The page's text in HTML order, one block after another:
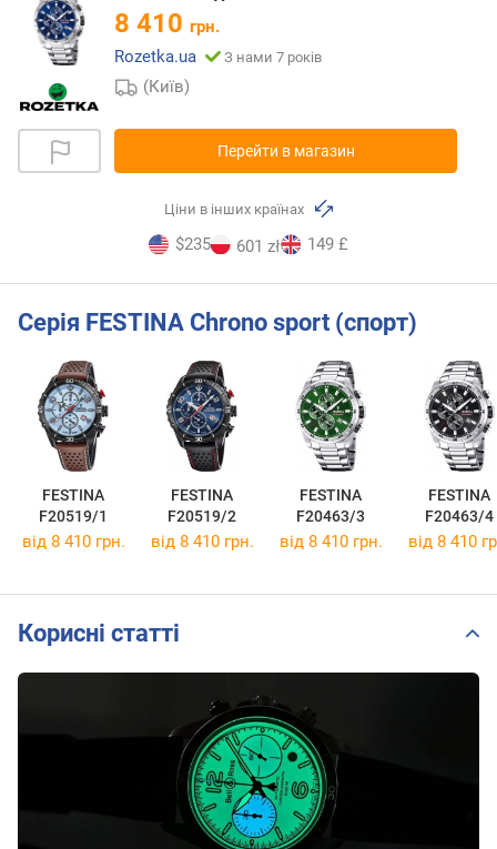
8 410 грн.
Rozetka.ua
З нами 7 років
(Київ)
Перейти в магазин
Ціни в інших країнах
$235 601 zł 149 £
Серія FESTINA Chrono sport (спорт)
FESTINA
F20519/1
FESTINA
F20519/2
FESTINA
F20463/3
FESTINA
F20463/4
від 8 410 грн. від 8 410 грн. від 8 410 грн. від 8 410
Корисні статті